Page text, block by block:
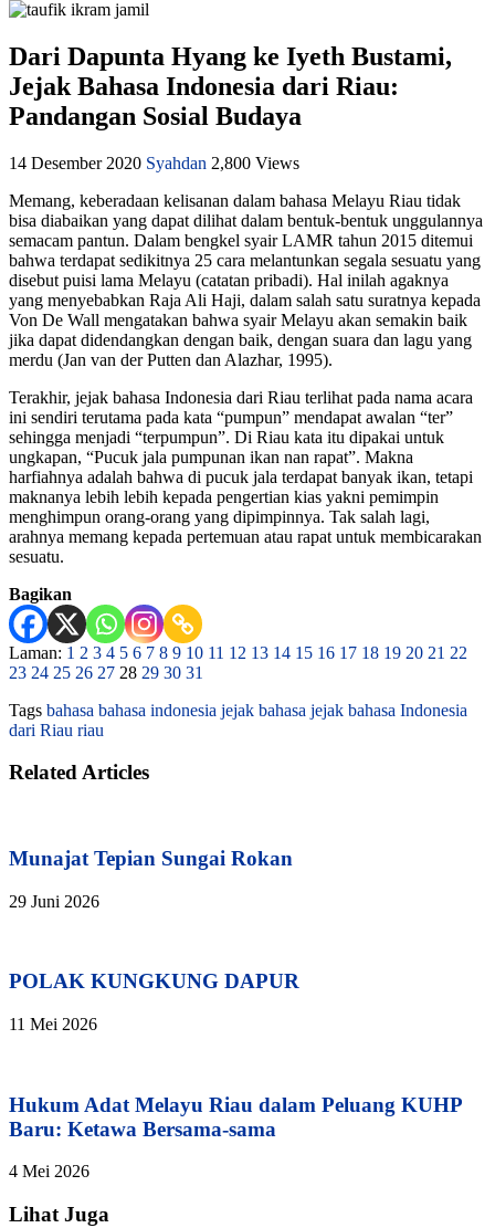
Dari Dapunta Hyang ke Iyeth Bustami,
Jejak Bahasa Indonesia dari Riau:
Pandangan Sosial Budaya
14 Desember 2020 Syahdan 2,800 Views
Memang, keberadaan kelisanan dalam bahasa Melayu Riau tidak
bisa diabaikan yang dapat dilihat dalam bentuk-bentuk unggulannya
semacam pantun. Dalam bengkel syair LAMR tahun 2015 ditemui
bahwa terdapat sedikitnya 25 cara melantunkan segala sesuatu yang
disebut puisi lama Melayu (catatan pribadi). Hal inilah agaknya
yang menyebabkan Raja Ali Haji, dalam salah satu suratnya kepada
Von De Wall mengatakan bahwa syair Melayu akan semakin baik
jika dapat didendangkan dengan baik, dengan suara dan lagu yang
merdu (Jan van der Putten dan Alazhar, 1995).
Terakhir, jejak bahasa Indonesia dari Riau terlihat pada nama acara
ini sendiri terutama pada kata “pumpun” mendapat awalan “ter”
sehingga menjadi “terpumpun”. Di Riau kata itu dipakai untuk
ungkapan, “Pucuk jala pumpunan ikan nan rapat”. Makna
harfiahnya adalah bahwa di pucuk jala terdapat banyak ikan, tetapi
maknanya lebih lebih kepada pengertian kias yakni pemimpin
menghimpun orang-orang yang dipimpinnya. Tak salah lagi,
arahnya memang kepada pertemuan atau rapat untuk membicarakan
sesuatu.
Bagikan
Laman: 1 2 3 4 5 6 7 8 9 10 11 12 13 14 15 16 17 18 19 20 21 22
23 24 25 26 27 28 29 30 31
Tags bahasa bahasa indonesia jejak bahasa jejak bahasa Indonesia
dari Riau riau
Related Articles
Munajat Tepian Sungai Rokan
29 Juni 2026
POLAK KUNGKUNG DAPUR
11 Mei 2026
Hukum Adat Melayu Riau dalam Peluang KUHP
Baru: Ketawa Bersama-sama
4 Mei 2026
Lihat Juga